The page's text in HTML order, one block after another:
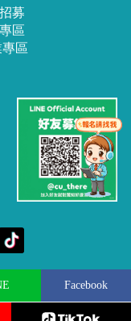
募
區
區
Facebook